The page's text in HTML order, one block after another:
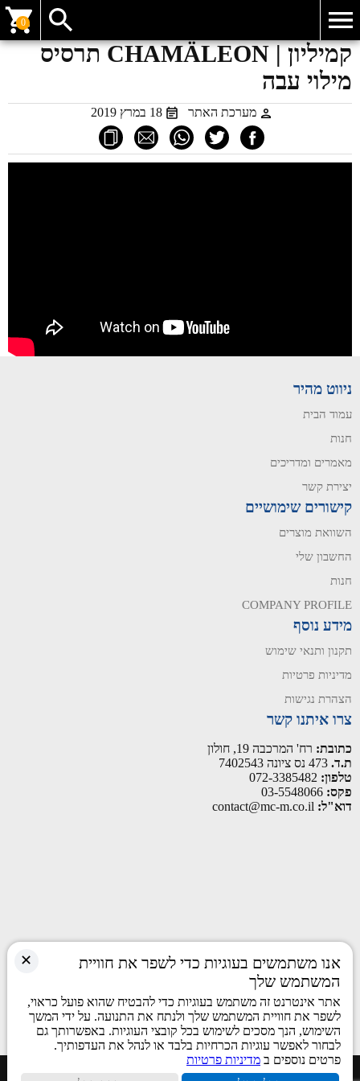
0
קמיליון | CHAMÄLEON תרסיס
מילוי עבה
מערכת האתר 18 במרץ 2019
ניווט מהיר
עמוד הבית
חנות
מאמרים ומדריכים
יצירת קשר
קישורים שימושיים
השוואת מוצרים
החשבון שלי
חנות
COMPANY PROFILE
מידע נוסף
תקנון ותנאי שימוש
מדיניות פרטיות
הצהרת נגישות
צרו איתנו קשר
כתובת: רח' המרכבה 19, חולון
ת.ד.
טלפון:
פקס:
דוא"ל:
כל הזכויות שמורות © 2026
✕
אנו משתמשים בעוגיות כדי לשפר את חוויית
המשתמש שלך
אתר אינטרנט זה משתמש בעוגיות כדי להבטיח שהוא פועל כראוי,
לשפר את חוויית המשתמש שלך ולנתח את התנועה. על ידי המשך
השימוש, הנך מסכים לשימוש בכל קובצי העוגיות. באפשרותך גם
לבחור לאפשר עוגיות הכרחיות בלבד או לנהל את העדפותיך.
פרטים נוספים ב מדיניות פרטיות